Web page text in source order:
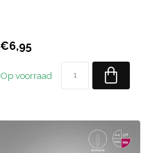
€6,95
Op voorraad